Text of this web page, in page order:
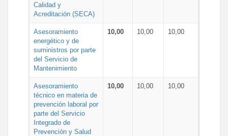
Calidad y
Acreditación (SECA)
Asesoramiento
energético y de
suministros por parte
del Servicio de
Mantenimiento
10,00 10,00 10,00
Asesoramiento
técnico en materia de
prevención laboral por
parte del Servicio
Integrado de
Prevención y Salud
10,00 10,00 10,00